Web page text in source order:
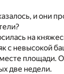
и они
на
с невысокой
площади.
две недели.